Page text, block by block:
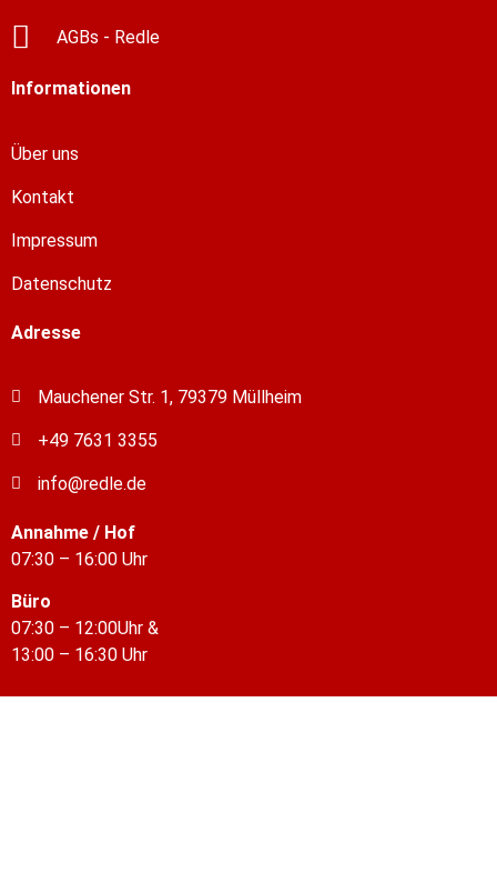
AGBs - Redle
Informationen
Über uns
Kontakt
Impressum
Datenschutz
Adresse
Mauchener Str. 1, 79379 Müllheim
+49 7631 3355
info@redle.de
Annahme / Hof
07:30 – 16:00 Uhr
Büro
07:30 – 12:00Uhr &
13:00 – 16:30 Uhr